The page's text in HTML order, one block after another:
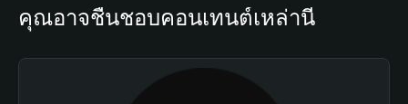
คุณอาจชื่นชอบคอนเทนต์เหล่านี้